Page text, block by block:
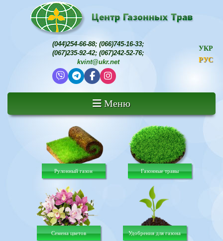
(044)254-66-88; (066)745-16-33;
(067)235-92-42; (067)242-52-76;
kvint@ukr.net
УКР
РУС
Меню
Рулонный газон Газонные травы
Семена цветов Удобрения для газона